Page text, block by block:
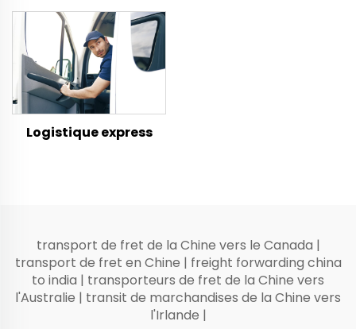
Logistique express
transport de fret de la Chine vers le Canada |
transport de fret en Chine | freight forwarding china
to india | transporteurs de fret de la Chine vers
l'Australie | transit de marchandises de la Chine vers
l'Irlande |